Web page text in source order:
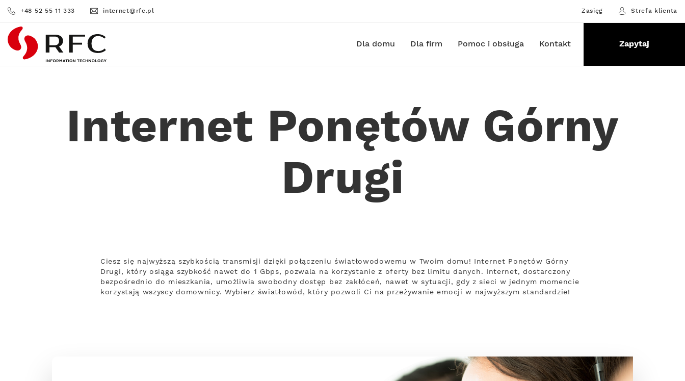
+48 52 55 11 333 internet@rfc.pl Zasięg Strefa klienta
RFC Dla domu Dla firm Pomoc i obsługa Kontakt Zapytaj
Internet Ponętów Górny
Drugi
Ciesz się najwyższą szybkością transmisji dzięki połączeniu światłowodowemu w Twoim domu! Internet Ponętów Górny
Drugi, który osiąga szybkość nawet do 1 Gbps, pozwala na korzystanie z oferty bez limitu danych. Internet, dostarczony
bezpośrednio do mieszkania, umożliwia swobodny dostęp bez zakłóceń, nawet w sytuacji, gdy z sieci w jednym momencie
korzystają wszyscy domownicy. Wybierz światłowód, który pozwoli Ci na przeżywanie emocji w najwyższym standardzie!